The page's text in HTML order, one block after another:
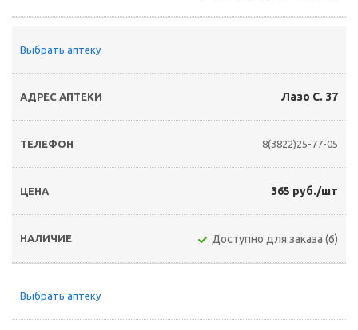
Выбрать аптеку
Лазо С. 37
8(3822)25-77-05
365 руб./шт
Доступно для заказа (6)
Выбрать аптеку